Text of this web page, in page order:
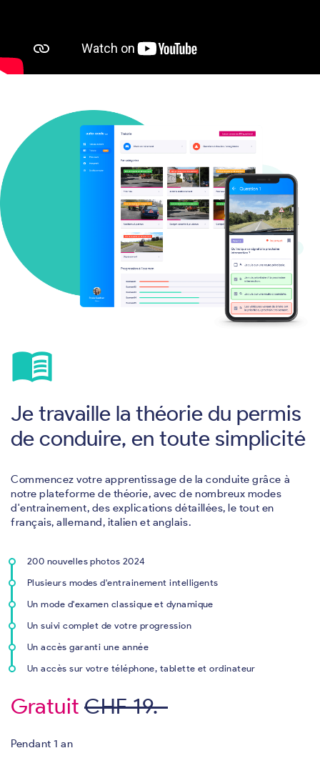
menu_book
Je travaille la théorie du permis
de conduire, en toute simplicité
Commencez votre apprentissage de la conduite grâce à
notre plateforme de théorie, avec de nombreux modes
d'entrainement, des explications détaillées, le tout en
français, allemand, italien et anglais.
200 nouvelles photos 2024
Plusieurs modes d'entrainement intelligents
Un mode d'examen classique et dynamique
Un suivi complet de votre progression
Un accès garanti une année
Un accès sur votre téléphone, tablette et ordinateur
Gratuit CHF 19.-
Pendant 1 an